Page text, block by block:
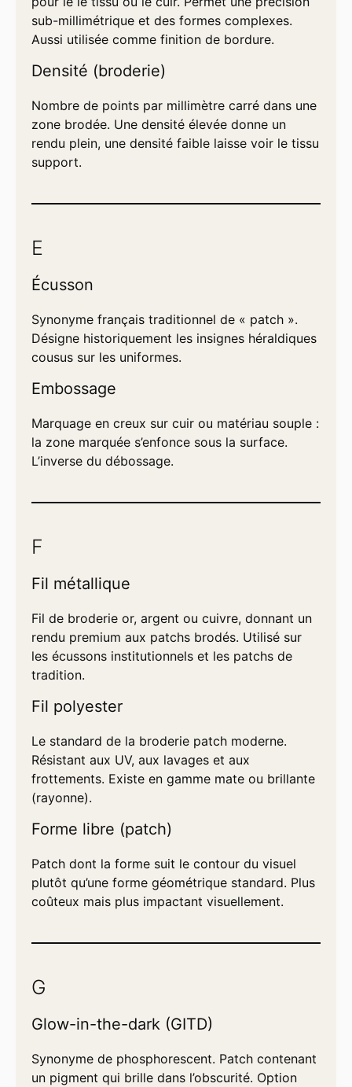
sub-millimétrique et des formes complexes.
Aussi utilisée comme finition de bordure.
Densité (broderie)
Nombre de points par millimètre carré dans une
zone brodée. Une densité élevée donne un
rendu plein, une densité faible laisse voir le tissu
support.
E
Écusson
Synonyme français traditionnel de « patch ».
Désigne historiquement les insignes héraldiques
cousus sur les uniformes.
Embossage
Marquage en creux sur cuir ou matériau souple :
la zone marquée s’enfonce sous la surface.
L’inverse du débossage.
F
Fil métallique
Fil de broderie or, argent ou cuivre, donnant un
rendu premium aux patchs brodés. Utilisé sur
les écussons institutionnels et les patchs de
tradition.
Fil polyester
Le standard de la broderie patch moderne.
Résistant aux UV, aux lavages et aux
frottements. Existe en gamme mate ou brillante
(rayonne).
Forme libre (patch)
Patch dont la forme suit le contour du visuel
plutôt qu’une forme géométrique standard. Plus
coûteux mais plus impactant visuellement.
G
Glow-in-the-dark (GITD)
Synonyme de phosphorescent. Patch contenant
un pigment qui brille dans l’obscurité. Option